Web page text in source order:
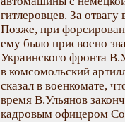
гитлеровцев. За
Позже, при
ему было присвоено
Украинского фронта
в комсомольский
сказал в военкомате,
время В.Ульянов
кадровым офицером